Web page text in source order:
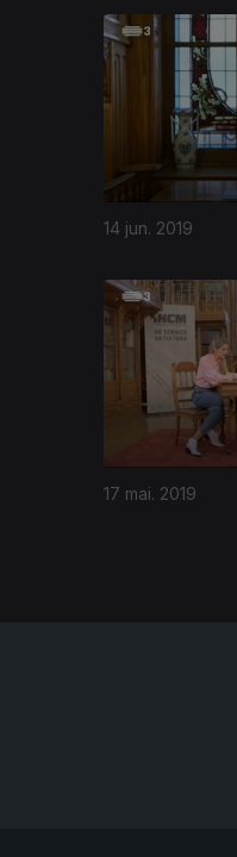
14 jun. 2019
17 mai. 2019
402765